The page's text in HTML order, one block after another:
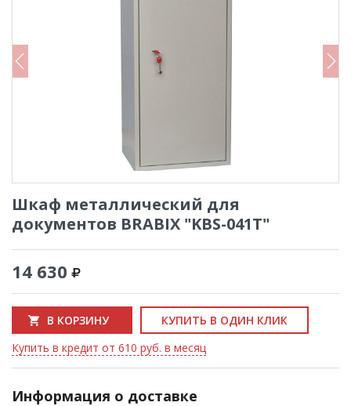
Шкаф металлический для
документов BRABIX "KBS-041Т"
14 630
В КОРЗИНУ
КУПИТЬ В ОДИН КЛИК
Купить в кредит от 610 руб. в месяц
Информация о доставке